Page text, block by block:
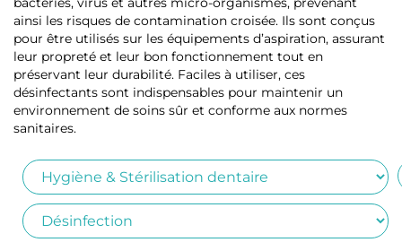
ainsi les risques de contamination croisée. Ils sont conçus
pour être utilisés sur les équipements d’aspiration, assurant
leur propreté et leur bon fonctionnement tout en
préservant leur durabilité. Faciles à utiliser, ces
désinfectants sont indispensables pour maintenir un
environnement de soins sûr et conforme aux normes
sanitaires.